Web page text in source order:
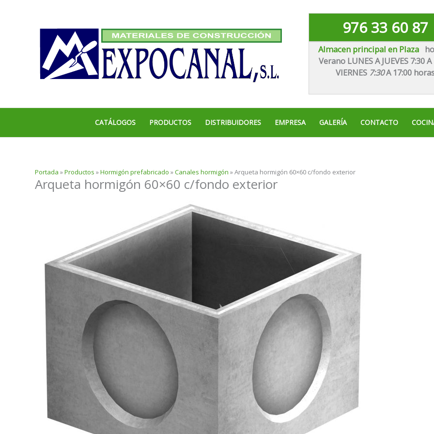
976 33 60 87
Almacen principal en Plaza
Verano LUNES A JUEVES 7:30 A
VIERNES 7:30A 17:00
CATÁLOGOS PRODUCTOS DISTRIBUIDORES EMPRESA GALERÍA CONTACTO
Portada »Productos »Hormigón prefabricado »Canales hormigón »Arqueta hormigón 60×60 c/fondo exterior
Arqueta hormigón 60×60 c/fondo exterior